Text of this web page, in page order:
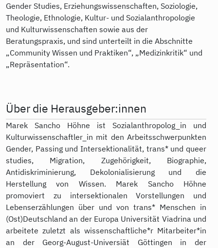
Gender Studies, Erziehungswissenschaften, Soziologie,
Theologie, Ethnologie, Kultur- und Sozialanthropologie
und Kulturwissenschaften sowie aus der
Beratungspraxis, und sind unterteilt in die Abschnitte
„Community Wissen und Praktiken“, „Medizinkritik“ und
„Repräsentation“.
Über die Herausgeber:innen
Marek Sancho Höhne ist Sozialanthropolog_in und
Kulturwissenschaftler_in mit den Arbeitsschwerpunkten
Gender, Passing und Intersektionalität, trans* und queer
studies, Migration, Zugehörigkeit, Biographie,
Antidiskriminierung, Dekolonialisierung und die
Herstellung von Wissen. Marek Sancho Höhne
promoviert zu intersektionalen Vorstellungen und
Lebenserzählungen über und von trans* Menschen in
(Ost)Deutschland an der Europa Universität Viadrina und
arbeitete zuletzt als wissenschaftliche*r Mitarbeiter*in
an der Georg-August-Universiät Göttingen in der